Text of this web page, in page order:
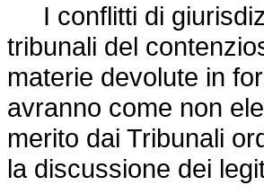
I conflitti di
tribunali del
materie devolute in
avranno come non
merito dai Tribunali
la discussione dei